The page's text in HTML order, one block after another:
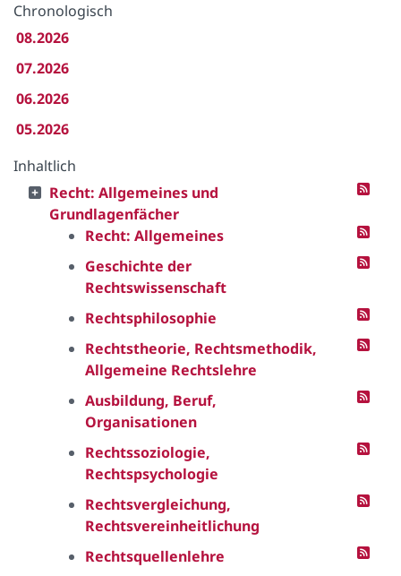
Chronologisch
08.2026
07.2026
06.2026
05.2026
Inhaltlich
Recht: Allgemeines und
Grundlagenfächer
Recht: Allgemeines
Geschichte der
Rechtswissenschaft
Rechtsphilosophie
Rechtstheorie, Rechtsmethodik,
Allgemeine Rechtslehre
Ausbildung, Beruf,
Organisationen
Rechtssoziologie,
Rechtspsychologie
Rechtsvergleichung,
Rechtsvereinheitlichung
Rechtsquellenlehre